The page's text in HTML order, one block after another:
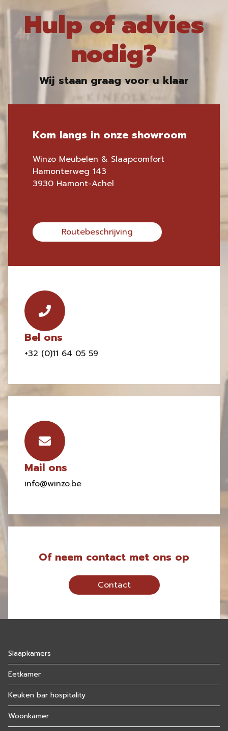
Hulp of advies
nodig?
Wij staan graag voor u klaar
Kom langs in onze showroom
Winzo Meubelen & Slaapcomfort
Hamonterweg 143
3930 Hamont-Achel
Routebeschrijving
Bel ons
+32 (0)11 64 05 59
Mail ons
info@winzo.be
Of neem contact met ons op
Contact
Slaapkamers
Eetkamer
Keuken bar hospitality
Woonkamer